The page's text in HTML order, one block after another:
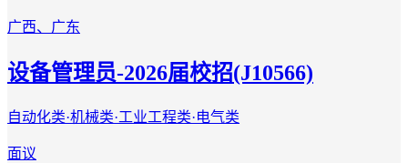
广西、广东
设备管理员-2026届校招(J10566)
自动化类·机械类·工业工程类·电气类
面议